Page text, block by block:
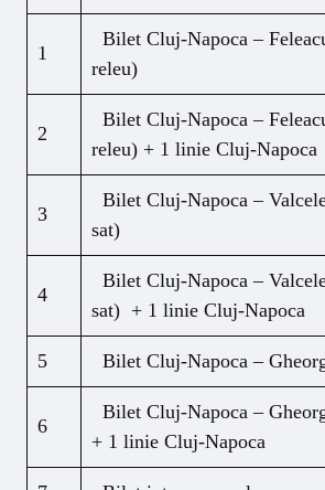
1
Bilet Cluj-Napoca –
releu)
2
Bilet Cluj-Napoca –
releu) + 1 linie Cluj-Napoca
3
Bilet Cluj-Napoca –
sat)
4
Bilet Cluj-Napoca –
sat) + 1 linie Cluj-Napoca
5 Bilet Cluj-Napoca –
6
Bilet Cluj-Napoca –
+ 1 linie Cluj-Napoca